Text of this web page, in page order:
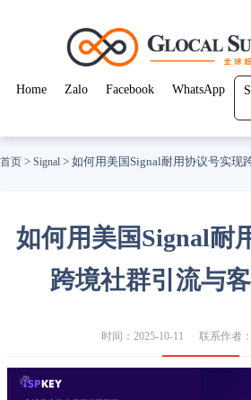
Home Zalo Facebook WhatsApp
首页 > Signal > 如何用美国Signal耐用协议号实现
如何用美国Signal耐
跨境社群引流与
时间：2025-10-11 联系作者：